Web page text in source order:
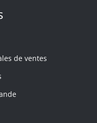
de ventes